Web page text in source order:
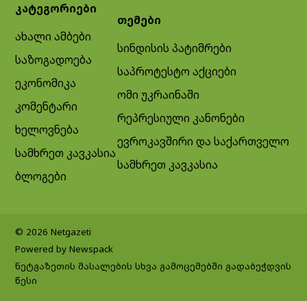
კატეგორიები
ახალი ამბები
საზოგადოება
ეკონომიკა
კომენტარი
ხელოვნება
სამხრეთ კავკასია
ბლოგები
თემები
სინდისის პატიმრები
საპროტესტო აქციები
ომი უკრაინაში
რეპრესიული კანონები
ევროკავშირი და საქართველო
სამხრეთ კავკასია
© 2026 Netgazeti
Powered by Newspack
ნეტგაზეთის მასალების სხვა გამოცემებში გადაბეჭდვის
წესი